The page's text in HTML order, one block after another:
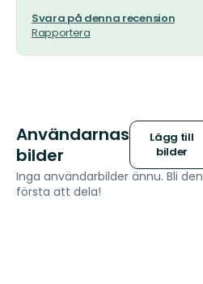
Svara på denna recension
Rapportera
Användarnas
bilder
Lägg till
bilder
Inga användarbilder ännu. Bli den
första att dela!